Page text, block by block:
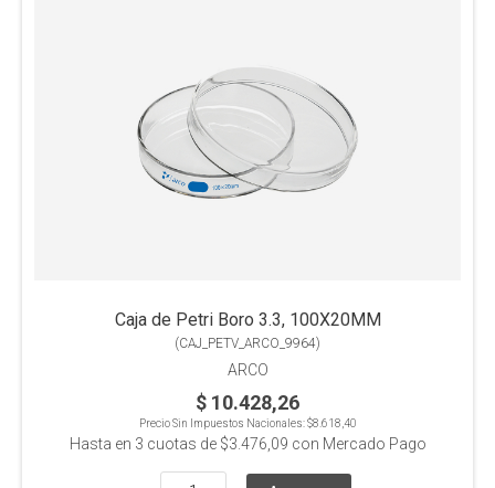
Caja de Petri Boro 3.3, 100X20MM
(CAJ_PETV_ARCO_9964)
ARCO
$ 10.428,26
Precio Sin Impuestos Nacionales:$8.618,40
Hasta en 3 cuotas de $3.476,09 con Mercado Pago